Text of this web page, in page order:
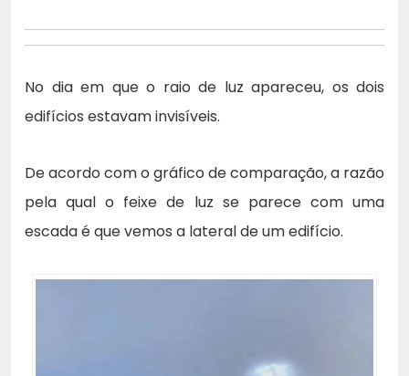
No dia em que o raio de luz apareceu, os dois
edifícios estavam invisíveis.
De acordo com o gráfico de comparação, a razão
pela qual o feixe de luz se parece com uma
escada é que vemos a lateral de um edifício.